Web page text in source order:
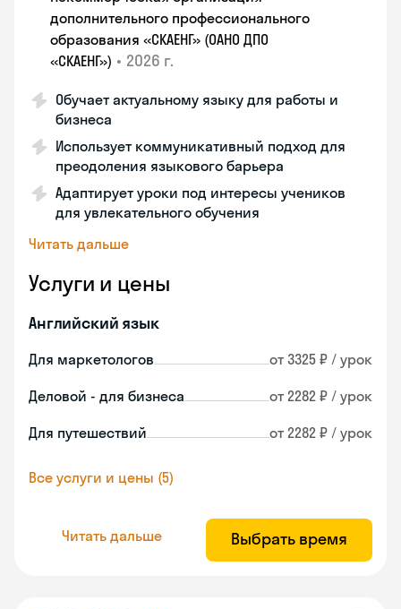
дополнительного профессионального
образования «СКАЕНГ» (ОАНО ДПО
«СКАЕНГ») • 2026 г.
Обучает актуальному языку для работы и
бизнеса
Использует коммуникативный подход для
преодоления языкового барьера
Адаптирует уроки под интересы учеников
для увлекательного обучения
Читать дальше
Услуги и цены
Английский язык
Для маркетологов от 3325 ₽ / урок
Деловой - для бизнеса от 2282 ₽ / урок
Для путешествий от 2282 ₽ / урок
Все услуги и цены (5)
Читать дальше Выбрать время